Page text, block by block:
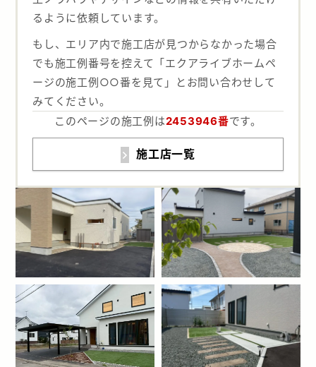
るように依頼しています。
もし、エリア内で施工店が見つからなかった場合
でも施工例番号を控えて「エクアライブホームペ
ージの施工例○○番を見て」とお問い合わせして
みてください。
このページの施工例は2453946番です。
施工店一覧